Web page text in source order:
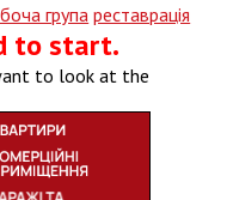
група реставрація
to start.
to look at the